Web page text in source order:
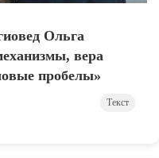
Ольга
вера
пробелы»
Текст